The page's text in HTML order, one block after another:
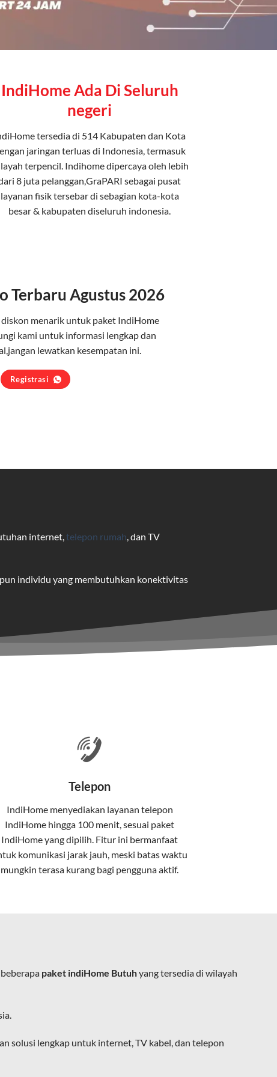
IndiHome Ada Di Seluruh
negeri
tersedia di 514 Kabupaten dan Kota
jaringan terluas di Indonesia, termasuk
terpencil. Indihome dipercaya oleh lebih
8 juta pelanggan,GraPARI sebagai pusat
layanan fisik tersebar di sebagian kota-kota
besar & kabupaten diseluruh indonesia.
Terbaru Agustus 2026
menarik untuk paket IndiHome
kami untuk informasi lengkap dan
lewatkan kesempatan ini.
Registrasi
internet,telepon rumah, dan TV
individu yang membutuhkan konektivitas
pengguna rumah dan bisnis.
kabel tembaga atau DSL.
Telepon
IndiHome menyediakan layanan telepon
IndiHome hingga 100 menit, sesuai paket
IndiHome yang dipilih. Fitur ini bermanfaat
komunikasi jarak jauh, meski batas waktu
mungkin terasa kurang bagi pengguna aktif.
paket indiHome Butuhyang tersedia di wilayah
solusi lengkap untuk internet, TV kabel, dan telepon